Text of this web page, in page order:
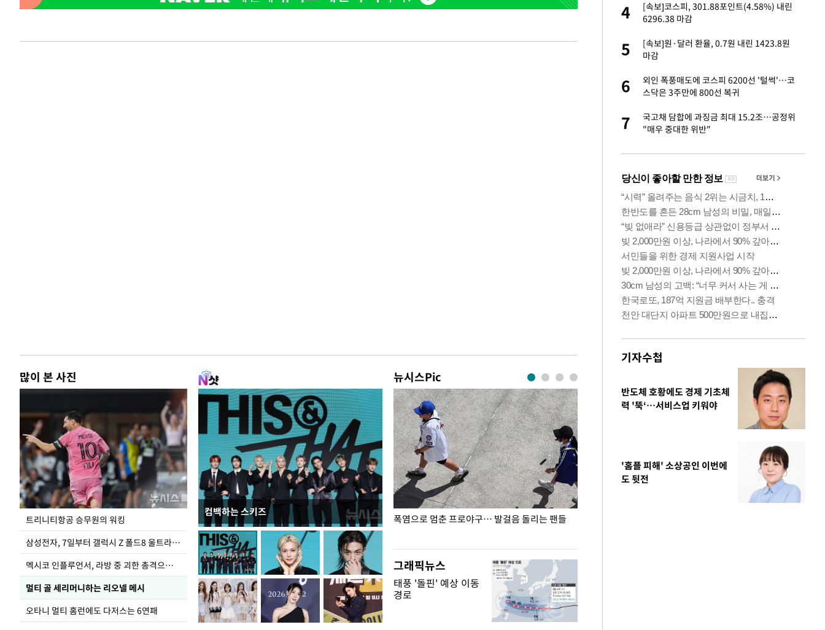
-5933초 전 >[속보]원·달러 환율, 0.7원 내린 1423.8원 마감
-577초 전 >손흥민, 5경기 연속골 실패…LAFC는 승부차기 끝 과달라하라 격파
많이 본 사진
트리니티항공 승무원의 워킹
삼성전자, 7일부터 갤럭시 Z 폴드8 울트라·폴드8·플립8 출시
멕시코 인플루언서, 라방 중 괴한 총격으로 사망
멀티 골 세리머니하는 리오넬 메시
오타니 멀티 홈런에도 다저스는 6연패
컴백하는 스키즈
뉴시스Pic
입추 하루 앞둔 전남광주… 열화상 카메라에 담긴
폭염
폭염으로 멈춘 프로야구… 발걸음 돌리는 팬들
그래픽뉴스
태풍 '돌핀' 예상 이동
경로
4
허지웅 "우리가 지지했던 인간들이 이 꼴 만
5
김혜수 "우린 돈 받고 일하는 프리랜서…받
4
[속보]코스피, 301.88포인트(4.58%) 내린
6296.38 마감
5
[속보]원·달러 환율, 0.7원 내린 1423.8원
마감
6
외인 폭풍매도에 코스피 6200선 '털썩'…코
스닥은 3주만에 800선 복귀
7
국고채 담합에 과징금 최대 15.2조…공정위
"매우 중대한 위반"
기자수첩
반도체 호황에도 경제 기초체
력 '뚝‘…서비스업 키워야
'홈플 피해' 소상공인 이번에
도 뒷전